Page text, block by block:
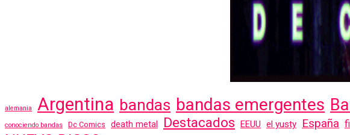
alemania Argentina bandas bandas emergentes
conociendo bandas Dc Comics death metal Destacados EEUU el yusty España